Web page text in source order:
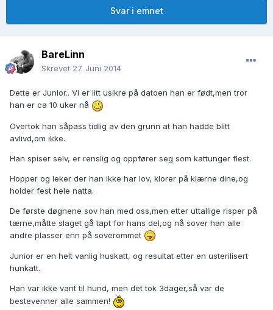
Svar i emnet
BareLinn
Skrevet 27. Juni 2014
Dette er Junior.. Vi er litt usikre på datoen han er født,men tror
han er ca 10 uker nå
Overtok han såpass tidlig av den grunn at han hadde blitt
avlivd,om ikke.
Han spiser selv, er renslig og oppfører seg som kattunger flest.
Hopper og leker der han ikke har lov, klorer på klærne dine,og
holder fest hele natta.
De første døgnene sov han med oss,men etter uttallige risper på
tærne,måtte slaget gå tapt for hans del,og nå sover han alle
andre plasser enn på soverommet
Junior er en helt vanlig huskatt, og resultat etter en usterilisert
hunkatt.
Han var ikke vant til hund, men det tok 3dager,så var de
bestevenner alle sammen!